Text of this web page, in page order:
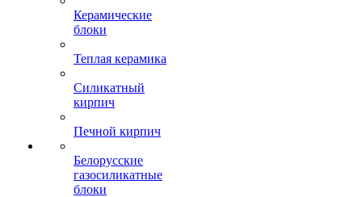
Керамические
блоки
Теплая керамика
Силикатный
кирпич
Печной кирпич
Белорусские
газосиликатные
блоки